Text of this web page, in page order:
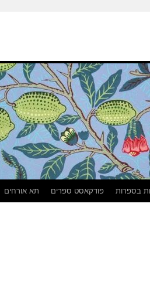
בספרות פודקאסט ספרים תא אורחים